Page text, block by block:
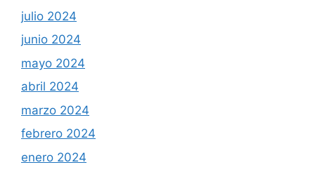
julio 2024
junio 2024
mayo 2024
abril 2024
marzo 2024
febrero 2024
enero 2024